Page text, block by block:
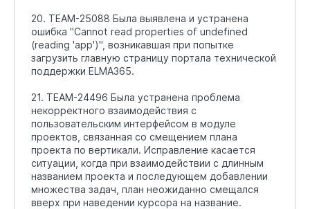
20. TEAM-25088 Была выявлена и устранена
ошибка "Cannot read properties of undefined
(reading 'app')", возникавшая при попытке
загрузить главную страницу портала технической
поддержки ELMA365.
21. TEAM-24496 Была устранена проблема
некорректного взаимодействия с
пользовательским интерфейсом в модуле
проектов, связанная со смещением плана
проекта по вертикали. Исправление касается
ситуации, когда при взаимодействии с длинным
названием проекта и последующем добавлении
множества задач, план неожиданно смещался
вверх при наведении курсора на название.